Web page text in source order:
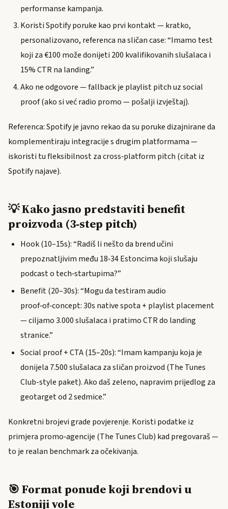
performanse kampanja.
Koristi Spotify poruke kao prvi kontakt — kratko,
personalizovano, referenca na sličan case: “Imamo test
koji za €100 može donijeti 200 kvalifikovanih slušalaca i
15% CTR na landing.”
Ako ne odgovore — fallback je playlist pitch uz social
proof (ako si već radio promo — pošalji izvještaj).
Referenca: Spotify je javno rekao da su poruke dizajnirane da
komplementiraju integracije s drugim platformama —
iskoristi tu fleksibilnost za cross‑platform pitch (citat iz
Spotify najave).
💡 Kako jasno predstaviti benefit
proizvoda (3‑step pitch)
Hook (10–15s): “Radiš li nešto da brend učini
prepoznatljivim među 18‑34 Estoncima koji slušaju
podcast o tech‑startupima?”
Benefit (20–30s): “Mogu da testiram audio
proof‑of‑concept: 30s native spota + playlist placement
— ciljamo 3.000 slušalaca i pratimo CTR do landing
stranice.”
Social proof + CTA (15–20s): “Imam kampanju koja je
donijela 7.500 slušalaca za sličan proizvod (The Tunes
Club-style paket). Ako daš zeleno, napravim prijedlog za
geotarget od 2 sedmice.”
Konkretni brojevi grade povjerenje. Koristi podatke iz
primjera promo‑agencije (The Tunes Club) kad pregovaraš —
to je realan benchmark za očekivanja.
🎯 Format ponude koji brendovi u
Estoniji vole